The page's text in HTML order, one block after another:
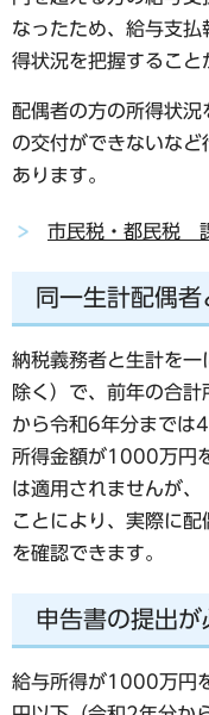
なったため、給与支
得状況を把握すること
配偶者の方の所得状
の交付ができないな
あります。
市民税・都民税
同一生計配偶者
納税義務者と生計を一
除く）で、前年の合
から令和6年分までは
所得金額が1000万円
は適用されませんが
ことにより、実際に
を確認できます。
申告書の提出が
給与所得が1000万円